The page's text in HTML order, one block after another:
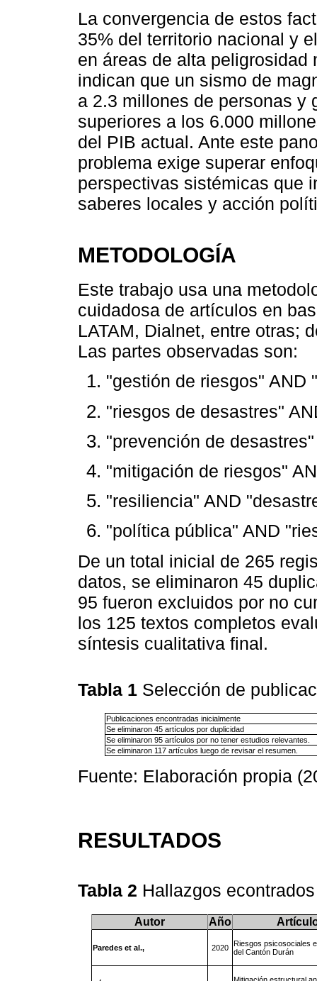
La convergencia de estos
35% del territorio nacional y
en áreas de alta
indican que un sismo de
a 2.3 millones de personas y
superiores a los 6.000
del PIB actual. Ante este
problema exige superar
perspectivas sistémicas que
saberes locales y acción
METODOLOGÍA
Este t͏r͏aba͏jo usa una
cuidadosa de artículos en
LATAM, ͏Dialnet, entre otras;
Las partes observadas son: ͏
"gestión de riesgos" AND
"riesgos de desastres"
"prevención de
"mitigación de riesgos"
"resiliencia" AND
"política pública" AND
De un total inicial de 265
datos, se eliminaron 45
95 fueron excluidos por no
los 125 textos completos
síntesis cualitativa final.
Tabla 1 Selección de
Publicaciones encontradas inicialmente
Se eliminaron 45 artículos por duplicidad
Se eliminaron 95 artículos por no tener estudios relevantes.
Se eliminaron 117 artículos luego de revisar el resumen.
Fuente: Elaboración propia
RESULTADOS
Tabla 2 Hallazgos
Autor Año
Paredes et al., 2020 Riesgos psicosociales
del Cantón Durán
Mitigación estructural